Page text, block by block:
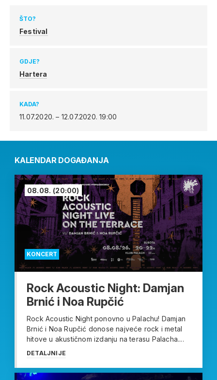
ŠTO?
Festival
GDJE?
Hartera
KADA?
11.07.2020. – 12.07.2020. 19:00
KALENDAR DOGAĐANJA
KONCERT
08.08. (20:00)
Rock Acoustic Night: Damjan
Brnić i Noa Rupčić
Rock Acoustic Night ponovno u Palachu! Damjan
Brnić i Noa Rupčić donose najveće rock i metal
hitove u akustičnom izdanju na terasu Palacha....
DETALJNIJE